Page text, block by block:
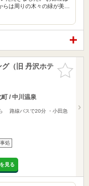
らは周りの木々の緑が美…
お気に入
りに追加
（旧 丹沢ホテ
/ 中川温泉
路線バスで20分 ・小田急
処
見る